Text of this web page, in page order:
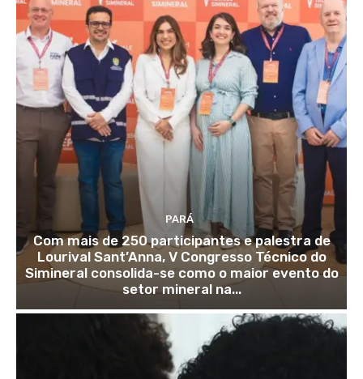
PARÁ
Com mais de 250 participantes e palestra de
Lourival Sant’Anna, V Congresso Técnico do
Simineral consolida-se como o maior evento do
setor mineral na...